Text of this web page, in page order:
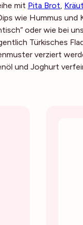
mit Pita Brot,
wie Hummus und
oder wie bei
Türkisches
verziert
und Joghurt